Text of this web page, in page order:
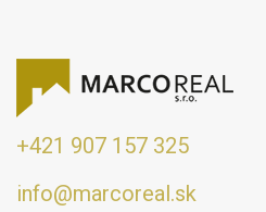
+421 907 157 325
info@marcoreal.sk